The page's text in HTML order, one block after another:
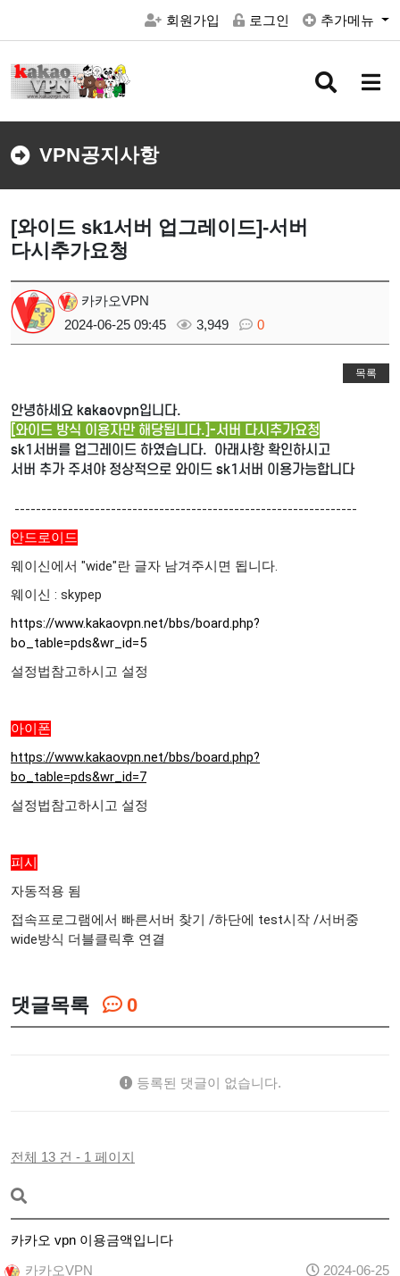
회원가입 로그인 추가메뉴
검
버
메
버
VPN공지사항
[와이드 sk1서버 업그레이드]-서버
다시추가요청
카카오VPN
2024-06-25 09:45
3,949 0
목록
안녕하세요 kakaovpn입니다.
[와이드 방식 이용자만 해당됩니다.]-서버 다시추가요청
sk1서버를 업그레이드 하였습니다. 아래사항 확인하시고
서버 추가 주셔야 정상적으로 와이드 sk1서버 이용가능합니다
----------------------------------------------------------------
안드로이드
웨이신에서 "wide"란 글자 남겨주시면 됩니다.
웨이신 : skypep
https://www.kakaovpn.net/bbs/board.php?
bo_table=pds&wr_id=5
설정법참고하시고 설정
아이폰
https://www.kakaovpn.net/bbs/board.php?
bo_table=pds&wr_id=7
설정법참고하시고 설정
피시
자동적용 됨
접속프로그램에서 빠른서버 찾기 /하단에 test시작 /서버중
wide방식 더블클릭후 연결
댓글목록 0
등록된 댓글이 없습니다.
전체 13 건 - 1 페이지
카카오 vpn 이용금액입니다
카카오VPN
2024-06-25